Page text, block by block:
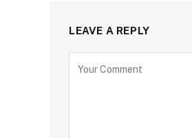
LEAVE A REPLY